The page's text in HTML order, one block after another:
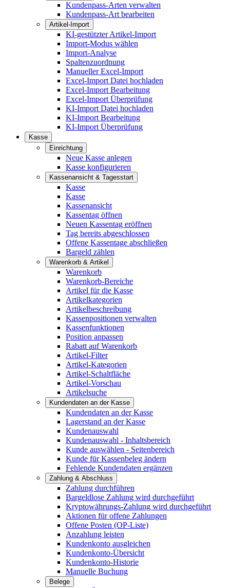
Kundenpass-Arten verwalten
Kundenpass-Art bearbeiten
Artikel-Import
KI-gestützter Artikel-Import
Import-Modus wählen
Import-Analyse
Spaltenzuordnung
Manueller Excel-Import
Excel-Import Datei hochladen
Excel-Import Bearbeitung
Excel-Import Überprüfung
KI-Import Datei hochladen
KI-Import Bearbeitung
KI-Import Überprüfung
Kasse
Einrichtung
Neue Kasse anlegen
Kasse konfigurieren
Kassenansicht & Tagesstart
Kasse
Kasse
Kassenansicht
Kassentag öffnen
Neuen Kassentag eröffnen
Tag bereits abgeschlossen
Offene Kassentage abschließen
Bargeld zählen
Warenkorb & Artikel
Warenkorb
Warenkorb-Bereiche
Artikel für die Kasse
Artikelkategorien
Artikelbeschreibung
Kassenpositionen verwalten
Kassenfunktionen
Position anpassen
Rabatt auf Warenkorb
Artikel-Filter
Artikel-Kategorien
Artikel-Schaltfläche
Artikel-Vorschau
Artikelsuche
Kundendaten an der Kasse
Kundendaten an der Kasse
Lagerstand an der Kasse
Kundenauswahl
Kundenauswahl - Inhaltsbereich
Kunde auswählen - Seitenbereich
Kunde für Kassenbeleg ändern
Fehlende Kundendaten ergänzen
Zahlung & Abschluss
Zahlung durchführen
Bargeldlose Zahlung wird durchgeführt
Kryptowährungs-Zahlung wird durchgeführt
Aktionen für offene Zahlungen
Offene Posten (OP-Liste)
Anzahlung leisten
Kundenkonto ausgleichen
Kundenkonto-Übersicht
Kundenkonto-Historie
Manuelle Buchung
Belege